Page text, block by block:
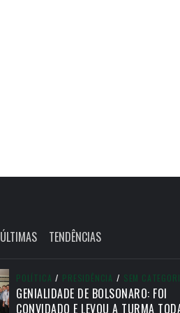
ÚLTIMAS TENDÊNCIAS
POLÍTICA / PRESIDÊNCIA / SEM
GENIALIDADE DE BOLSONARO: FOI
CONVIDADO E LEVOU A TURMA